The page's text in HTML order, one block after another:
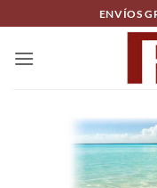
to
content
ENVÍOS